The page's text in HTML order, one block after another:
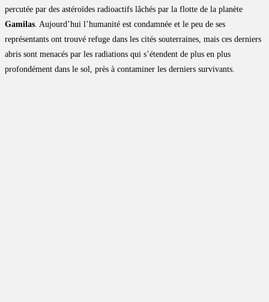
percutée par des astéroïdes radioactifs lâchés par la flotte de la planète
Gamilas. Aujourd’hui l’humanité est condamnée et le peu de ses
représentants ont trouvé refuge dans les cités souterraines, mais ces derniers
abris sont menacés par les radiations qui s’étendent de plus en plus
profondément dans le sol, près à contaminer les derniers survivants.